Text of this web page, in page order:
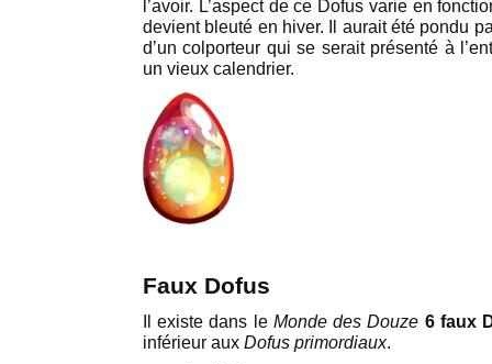
l’avoir. L’aspect de ce Dofus varie en
devient bleuté en hiver. Il aurait été pondu
d’un colporteur qui se serait présenté à
un vieux calendrier.
Faux Dofus
Il existe dans le Monde des Douze 6 faux
inférieur aux Dofus primordiaux.